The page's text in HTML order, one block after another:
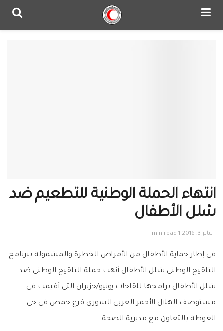
انتهاء الحملة الوطنية للتطعيم ضد
شلل الأطفال
يناير 3, 2016 1 min read
في إطار حماية ‏الأطفال‬ من الأمراض الخطرة والمشمولة ببرنامج
التلقيح الوطني شلل الأطفال أنهت حملة التلقيح الوطني ضد
شلل الأطفال برامجها للقاحات يونيو/حزيران التي أقيمت في
مستوصف ‫‏الهلال الأحمر العربي السوري‬ فرع ‫‏حمص‬ في حي
الغوطة بالتعاون مع مديرية الصحة .